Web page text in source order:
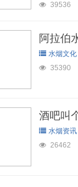
39536
阿拉伯
水烟文化
35390
酒吧叫
水烟资讯
26462